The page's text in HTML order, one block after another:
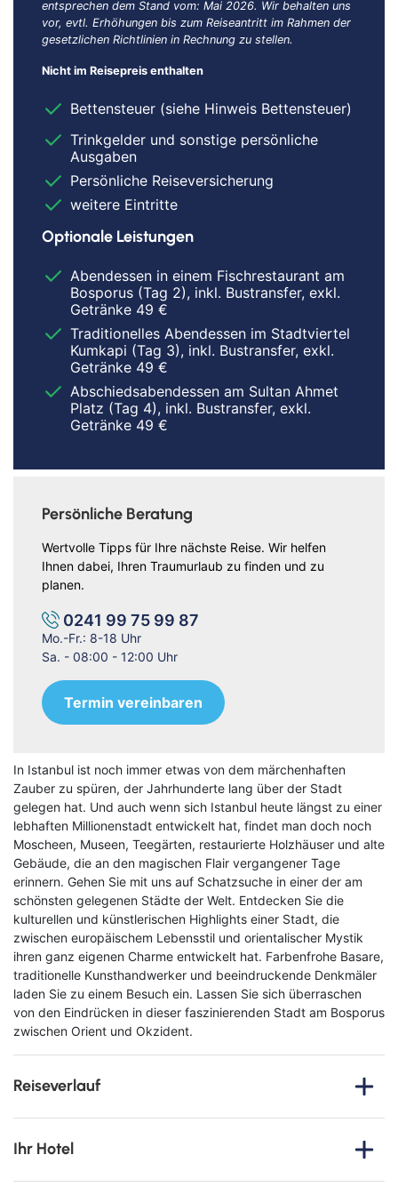
In Istanbul ist noch immer etwas von dem märchenhaften
Zauber zu spüren, der Jahrhunderte lang über der Stadt
gelegen hat. Und auch wenn sich Istanbul heute längst zu einer
lebhaften Millionenstadt entwickelt hat, findet man doch noch
Moscheen, Museen, Teegärten, restaurierte Holzhäuser und alte
Gebäude, die an den magischen Flair vergangener Tage
erinnern. Gehen Sie mit uns auf Schatzsuche in einer der am
schönsten gelegenen Städte der Welt. Entdecken Sie die
kulturellen und künstlerischen Highlights einer Stadt, die
zwischen europäischem Lebensstil und orientalischer Mystik
ihren ganz eigenen Charme entwickelt hat. Farbenfrohe Basare,
traditionelle Kunsthandwerker und beeindruckende Denkmäler
laden Sie zu einem Besuch ein. Lassen Sie sich überraschen
von den Eindrücken in dieser faszinierenden Stadt am Bosporus
zwischen Orient und Okzident.
Reiseverlauf
Vom gewählten Abflughafen fliegen Sie in die türkische
Ihr Hotel
entsprechen dem Stand vom: Mai 2026. Wir behalten uns
vor, evtl. Erhöhungen bis zum Reiseantritt im Rahmen der
gesetzlichen Richtlinien in Rechnung zu stellen.
Nicht im Reisepreis enthalten
Bettensteuer (siehe Hinweis Bettensteuer)
Trinkgelder und sonstige persönliche
Ausgaben
Persönliche Reiseversicherung
weitere Eintritte
Optionale Leistungen
Abendessen in einem Fischrestaurant am
Bosporus (Tag 2), inkl. Bustransfer, exkl.
Getränke 49 €
Traditionelles Abendessen im Stadtviertel
Kumkapi (Tag 3), inkl. Bustransfer, exkl.
Getränke 49 €
Abschiedsabendessen am Sultan Ahmet
Platz (Tag 4), inkl. Bustransfer, exkl.
Getränke 49 €
Persönliche Beratung
Wertvolle Tipps für Ihre nächste Reise. Wir helfen
Ihnen dabei, Ihren Traumurlaub zu finden und zu
planen.
0241 99 75 99 87
Mo.-Fr.: 8-18 Uhr
Sa. - 08:00 - 12:00 Uhr
Termin vereinbaren